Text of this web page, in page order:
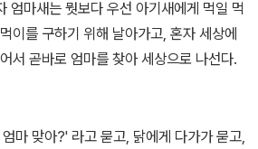
엄마새는 뭣보다 우선 아기새에게 먹일 먹
이를 구하기 위해 날아가고, 혼자 세상에
서 곧바로 엄마를 찾아 세상으로 나선다.
마 맞아?' 라고 묻고, 닭에게 다가가 묻고,